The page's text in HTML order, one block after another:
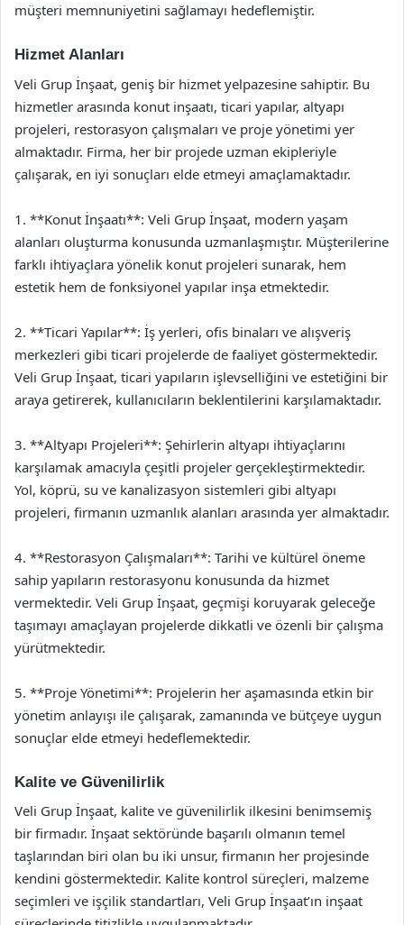
müşteri memnuniyetini sağlamayı hedeflemiştir.
Hizmet Alanları
Veli Grup İnşaat, geniş bir hizmet yelpazesine sahiptir. Bu
hizmetler arasında konut inşaatı, ticari yapılar, altyapı
projeleri, restorasyon çalışmaları ve proje yönetimi yer
almaktadır. Firma, her bir projede uzman ekipleriyle
çalışarak, en iyi sonuçları elde etmeyi amaçlamaktadır.
1. **Konut İnşaatı**: Veli Grup İnşaat, modern yaşam
alanları oluşturma konusunda uzmanlaşmıştır. Müşterilerine
farklı ihtiyaçlara yönelik konut projeleri sunarak, hem
estetik hem de fonksiyonel yapılar inşa etmektedir.
2. **Ticari Yapılar**: İş yerleri, ofis binaları ve alışveriş
merkezleri gibi ticari projelerde de faaliyet göstermektedir.
Veli Grup İnşaat, ticari yapıların işlevselliğini ve estetiğini bir
araya getirerek, kullanıcıların beklentilerini karşılamaktadır.
3. **Altyapı Projeleri**: Şehirlerin altyapı ihtiyaçlarını
karşılamak amacıyla çeşitli projeler gerçekleştirmektedir.
Yol, köprü, su ve kanalizasyon sistemleri gibi altyapı
projeleri, firmanın uzmanlık alanları arasında yer almaktadır.
4. **Restorasyon Çalışmaları**: Tarihi ve kültürel öneme
sahip yapıların restorasyonu konusunda da hizmet
vermektedir. Veli Grup İnşaat, geçmişi koruyarak geleceğe
taşımayı amaçlayan projelerde dikkatli ve özenli bir çalışma
yürütmektedir.
5. **Proje Yönetimi**: Projelerin her aşamasında etkin bir
yönetim anlayışı ile çalışarak, zamanında ve bütçeye uygun
sonuçlar elde etmeyi hedeflemektedir.
Kalite ve Güvenilirlik
Veli Grup İnşaat, kalite ve güvenilirlik ilkesini benimsemiş
bir firmadır. İnşaat sektöründe başarılı olmanın temel
taşlarından biri olan bu iki unsur, firmanın her projesinde
kendini göstermektedir. Kalite kontrol süreçleri, malzeme
seçimleri ve işçilik standartları, Veli Grup İnşaat’ın inşaat